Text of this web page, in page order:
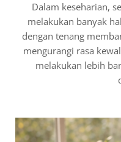
Dalam keseharian,
melakukan banyak
dengan tenang
mengurangi rasa
melakukan lebih